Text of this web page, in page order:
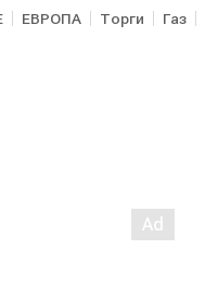
ЕВРОПА Торги Газ